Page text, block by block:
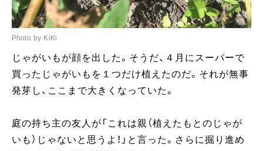
Photo by KiKi
じゃがいもが顔を出した。そうだ、４月にスーパーで
買ったじゃがいもを１つだけ植えたのだ。それが無事
発芽し、ここまで大きくなっていた。
庭の持ち主の友人が「これは親（植えたもとのじゃが
いも）じゃないと思うよ！」と言った。さらに掘り進め